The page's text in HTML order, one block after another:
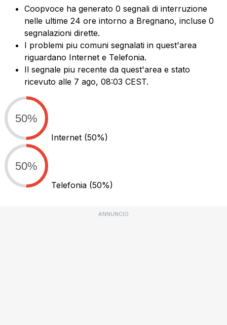
Coopvoce ha generato 0 segnali di interruzione
nelle ultime 24 ore intorno a Bregnano, incluse 0
segnalazioni dirette.
I problemi piu comuni segnalati in quest'area
riguardano Internet e Telefonia.
Il segnale piu recente da quest'area e stato
ricevuto alle 7 ago, 08:03 CEST.
50%
Internet (50%)
50%
Telefonia (50%)
ANNUNCIO